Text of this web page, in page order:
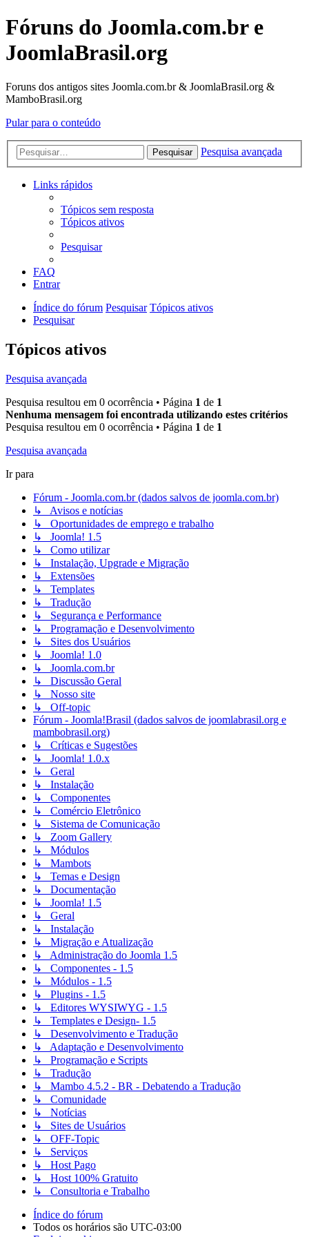
Fóruns do Joomla.com.br e
JoomlaBrasil.org
Foruns dos antigos sites Joomla.com.br & JoomlaBrasil.org &
MamboBrasil.org
Pular para o conteúdo
Pesquisar Pesquisa avançada
Links rápidos
Tópicos sem resposta
Tópicos ativos
Pesquisar
FAQ
Entrar
Índice do fórum Pesquisar Tópicos ativos
Pesquisar
Tópicos ativos
Pesquisa avançada
Pesquisa resultou em 0 ocorrência • Página 1 de 1
Nenhuma mensagem foi encontrada utilizando estes critérios
Pesquisa resultou em 0 ocorrência • Página 1 de 1
Pesquisa avançada
Ir para
Fórum - Joomla.com.br (dados salvos de joomla.com.br)
↳ Avisos e notícias
↳ Oportunidades de emprego e trabalho
↳ Joomla! 1.5
↳ Como utilizar
↳ Instalação, Upgrade e Migração
↳ Extensões
↳ Templates
↳ Tradução
↳ Segurança e Performance
↳ Programação e Desenvolvimento
↳ Sites dos Usuários
↳ Joomla! 1.0
↳ Joomla.com.br
↳ Discussão Geral
↳ Nosso site
↳ Off-topic
Fórum - Joomla!Brasil (dados salvos de joomlabrasil.org e
mambobrasil.org)
↳ Críticas e Sugestões
↳ Joomla! 1.0.x
↳ Geral
↳ Instalação
↳ Componentes
↳ Comércio Eletrônico
↳ Sistema de Comunicação
↳ Zoom Gallery
↳ Módulos
↳ Mambots
↳ Temas e Design
↳ Documentação
↳ Joomla! 1.5
↳ Geral
↳ Instalação
↳ Migração e Atualização
↳ Administração do Joomla 1.5
↳ Componentes - 1.5
↳ Módulos - 1.5
↳ Plugins - 1.5
↳ Editores WYSIWYG - 1.5
↳ Templates e Design- 1.5
↳ Desenvolvimento e Tradução
↳ Adaptação e Desenvolvimento
↳ Programação e Scripts
↳ Tradução
↳ Mambo 4.5.2 - BR - Debatendo a Tradução
↳ Comunidade
↳ Notícias
↳ Sites de Usuários
↳ OFF-Topic
↳ Serviços
↳ Host Pago
↳ Host 100% Gratuito
↳ Consultoria e Trabalho
Índice do fórum
Todos os horários são UTC-03:00